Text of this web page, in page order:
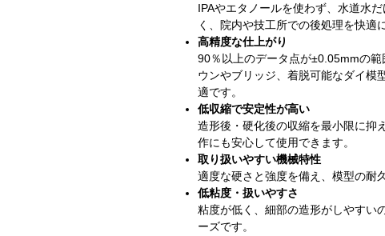
IPAやエタノールを使わず、水道水
く、院内や技工所での後処理を快適
高精度な仕上がり
90％以上のデータ点が±0.05mmの
ウンやブリッジ、着脱可能なダイ模
適です。
低収縮で安定性が高い
造形後・硬化後の収縮を最小限に抑
作にも安心して使用できます。
取り扱いやすい機械特性
適度な硬さと強度を備え、模型の耐
低粘度・扱いやすさ
粘度が低く、細部の造形がしやすい
ーズです。